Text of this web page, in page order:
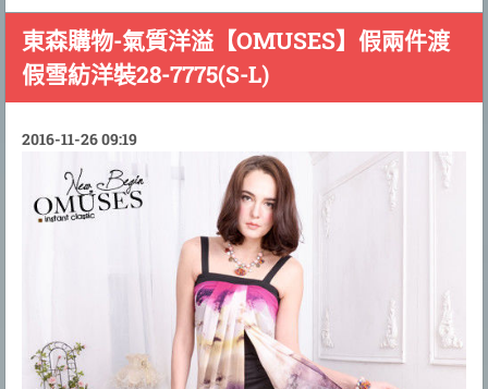
東森購物-氣質洋溢【OMUSES】假兩件渡
假雪紡洋裝28-7775(S-L)
2016-11-26 09:19